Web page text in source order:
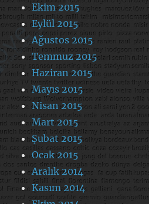
Ekim 2015
Eylül 2015
Ağustos 2015
Temmuz 2015
Haziran 2015
Mayıs 2015
Nisan 2015
Mart 2015
Şubat 2015
Ocak 2015
Aralık 2014
Kasım 2014